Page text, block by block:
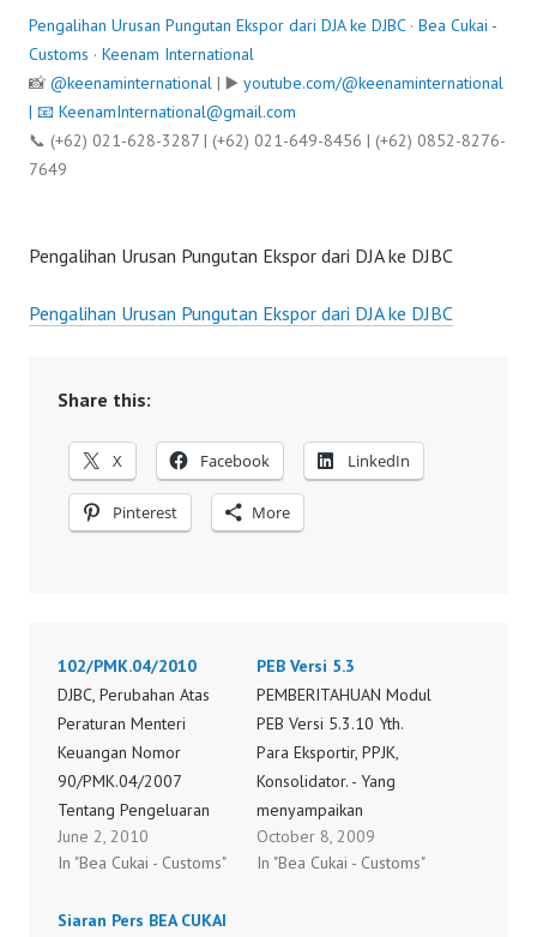
Pengalihan Urusan Pungutan Ekspor dari DJA ke DJBC· Bea Cukai -
Customs · Keenam International
📸 @keenaminternational | ▶️ youtube.com/@keenaminternational
| 📧 KeenamInternational@gmail.com
📞 (+62) 021-628-3287 | (+62) 021-649-8456 | (+62) 0852-8276-
7649
Pengalihan Urusan Pungutan Ekspor dari DJA ke DJBC
Pengalihan Urusan Pungutan Ekspor dari DJA ke DJBC
Share this:
X Facebook LinkedIn
Pinterest More
102/PMK.04/2010
DJBC, Perubahan Atas
Peraturan Menteri
Keuangan Nomor
90/PMK.04/2007
Tentang Pengeluaran
Barang Impor Atau
Barang Ekspor Dari
Diangkut Terus Atau
June 2, 2010
In "Bea Cukai - Customs"
PEB Versi 5.3
PEMBERITAHUAN Modul
PEB Versi 5.3.10 Yth.
Para Eksportir, PPJK,
Konsolidator. - Yang
menyampaikan
Pemberitahuan Pabean
Ekspor (PEB / BC 3.0)
October 8, 2009
In "Bea Cukai - Customs"
Siaran Pers BEA CUKAI